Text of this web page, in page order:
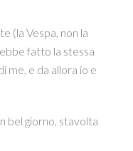
(la Vespa, non la
fatto la stessa
me, e da allora io e
bel giorno, stavolta